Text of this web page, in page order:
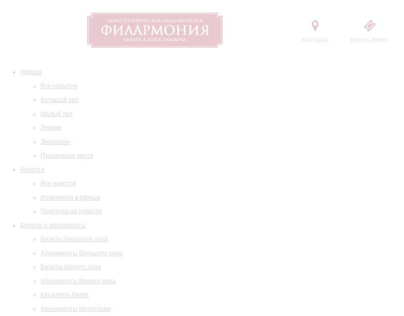
Контакты Купить билет
Афиша
Все события
Большой зал
Малый зал
Лекции
Экскурсии
Пушкинская карта
Новости
Все новости
Изменения в афише
Подписка на новости
Билеты и абонементы
Билеты Большого зала
Абонементы Большого зала
Билеты Малого зала
Абонементы Малого зала
Как купить билет
Абонементы Музитория